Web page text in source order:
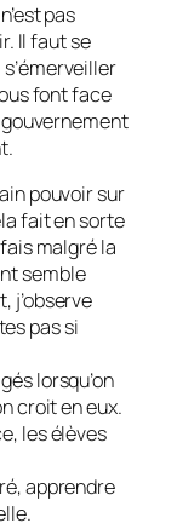
pas
Il faut se
font face
pouvoir sur
fait en sorte
malgré la
semble
j’observe
pas si
lorsqu’on
croit en eux.
les élèves
apprendre